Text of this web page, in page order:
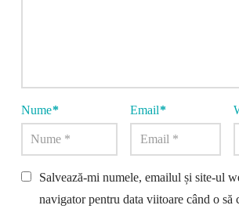
Nume* Email*
Salvează-mi numele, emailul și site-ul
navigator pentru data viitoare când o să